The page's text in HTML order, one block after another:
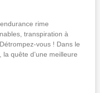
rime
transpiration à
vous ! Dans le
quête d’une meilleure